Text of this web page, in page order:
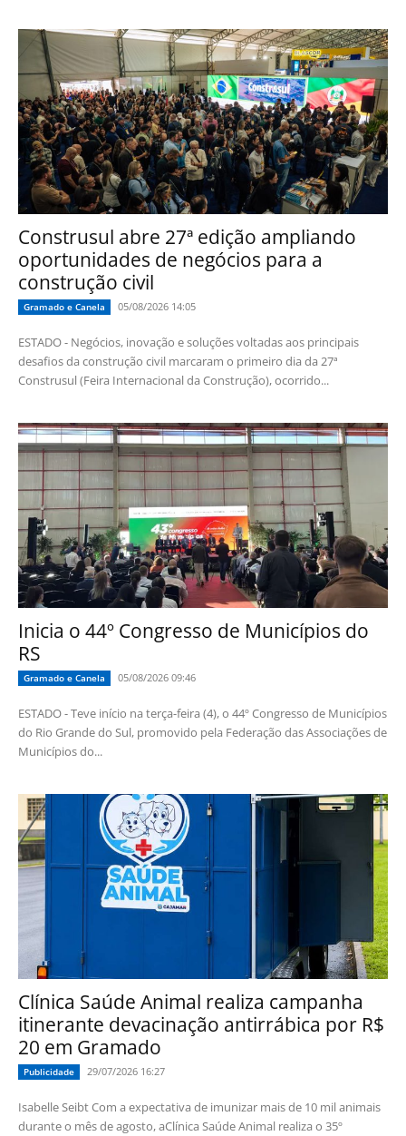
Construsul abre 27ª edição ampliando
oportunidades de negócios para a
construção civil
Gramado e Canela 05/08/2026 14:05
ESTADO - Negócios, inovação e soluções voltadas aos principais
desafios da construção civil marcaram o primeiro dia da 27ª
Construsul (Feira Internacional da Construção), ocorrido...
Inicia o 44º Congresso de Municípios do
RS
Gramado e Canela 05/08/2026 09:46
ESTADO - Teve início na terça-feira (4), o 44º Congresso de Municípios
do Rio Grande do Sul, promovido pela Federação das Associações de
Municípios do...
Clínica Saúde Animal realiza campanha
itinerante devacinação antirrábica por R$
20 em Gramado
Publicidade 29/07/2026 16:27
Isabelle Seibt Com a expectativa de imunizar mais de 10 mil animais
durante o mês de agosto, aClínica Saúde Animal realiza o 35º